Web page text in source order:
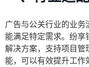
广告与公关行业的业
能满足特定需求。纷
解决方案，支持项目管
能，可以有效提升工作